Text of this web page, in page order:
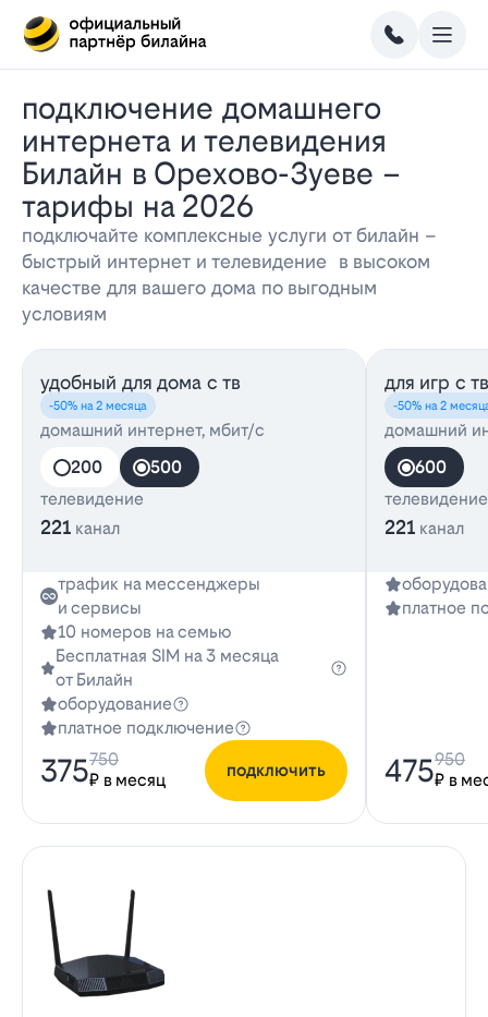
Подключение домашнего
интернета и телевидения
Билайн в Орехово-Зуеве –
тарифы на 2026
подключайте комплексные услуги от билайн –
быстрый интернет и телевидение в высоком
качестве для вашего дома по выгодным
условиям
удобный для дома с тв
-50% на 2 месяца
домашний интернет, мбит/с
200
500
телевидение
221 канал
трафик на мессенджеры
и сервисы
10 номеров на семью
Бесплатная SIM на 3 месяца
от Билайн
оборудование
платное подключение
375₽ в месяц
750
подключить
для игр с тв
-50% на 2
домашний
600
телевидение
221 канал
платное
475₽ в
950